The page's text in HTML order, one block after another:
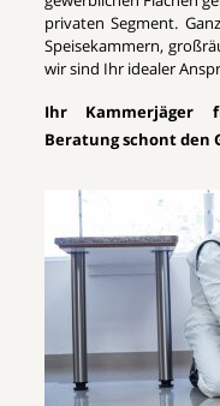
privaten Segment.
Speisekammern,
wir sind Ihr idealer
Ihr Kammerjäger
Beratung schont den